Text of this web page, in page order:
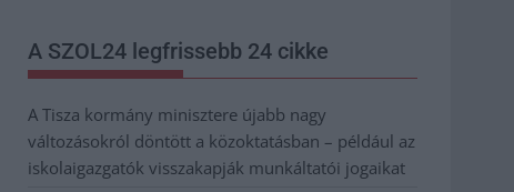
A SZOL24 legfrissebb 24 cikke
A Tisza kormány minisztere újabb nagy
változásokról döntött a közoktatásban – például az
iskolaigazgatók visszakapják munkáltatói jogaikat